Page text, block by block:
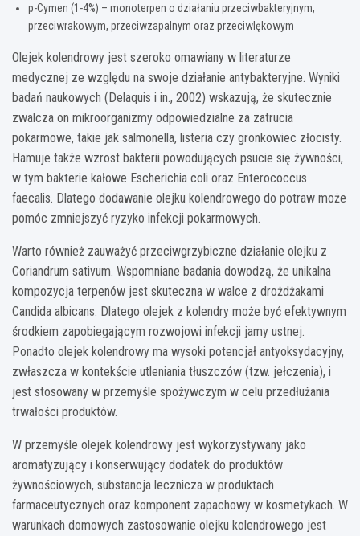
p-Cymen (1-4%) – monoterpen o działaniu przeciwbakteryjnym,
przeciwrakowym, przeciwzapalnym oraz przeciwlękowym
Olejek kolendrowy jest szeroko omawiany w literaturze
medycznej ze względu na swoje działanie antybakteryjne. Wyniki
badań naukowych (Delaquis i in., 2002) wskazują, że skutecznie
zwalcza on mikroorganizmy odpowiedzialne za zatrucia
pokarmowe, takie jak salmonella, listeria czy gronkowiec złocisty.
Hamuje także wzrost bakterii powodujących psucie się żywności,
w tym bakterie kałowe Escherichia coli oraz Enterococcus
faecalis. Dlatego dodawanie olejku kolendrowego do potraw może
pomóc zmniejszyć ryzyko infekcji pokarmowych.
Warto również zauważyć przeciwgrzybiczne działanie olejku z
Coriandrum sativum. Wspomniane badania dowodzą, że unikalna
kompozycja terpenów jest skuteczna w walce z drożdżakami
Candida albicans. Dlatego olejek z kolendry może być efektywnym
środkiem zapobiegającym rozwojowi infekcji jamy ustnej.
Ponadto olejek kolendrowy ma wysoki potencjał antyoksydacyjny,
zwłaszcza w kontekście utleniania tłuszczów (tzw. jełczenia), i
jest stosowany w przemyśle spożywczym w celu przedłużania
trwałości produktów.
W przemyśle olejek kolendrowy jest wykorzystywany jako
aromatyzujący i konserwujący dodatek do produktów
żywnościowych, substancja lecznicza w produktach
farmaceutycznych oraz komponent zapachowy w kosmetykach. W
warunkach domowych zastosowanie olejku kolendrowego jest